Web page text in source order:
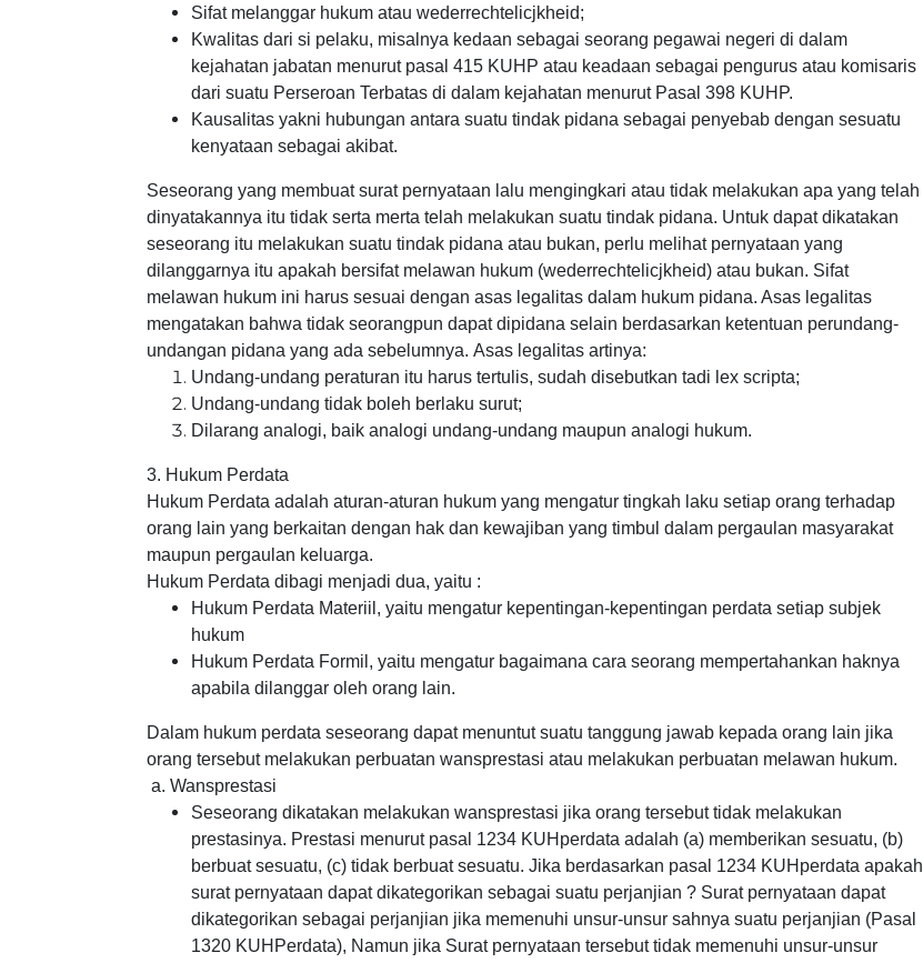
Sifat melanggar hukum atau wederrechtelicjkheid;
Kwalitas dari si pelaku, misalnya kedaan sebagai seorang pegawai negeri di dalam
kejahatan jabatan menurut pasal 415 KUHP atau keadaan sebagai pengurus atau komisaris
dari suatu Perseroan Terbatas di dalam kejahatan menurut Pasal 398 KUHP.
Kausalitas yakni hubungan antara suatu tindak pidana sebagai penyebab dengan sesuatu
kenyataan sebagai akibat.
Seseorang yang membuat surat pernyataan lalu mengingkari atau tidak melakukan apa yang telah
dinyatakannya itu tidak serta merta telah melakukan suatu tindak pidana. Untuk dapat dikatakan
seseorang itu melakukan suatu tindak pidana atau bukan, perlu melihat pernyataan yang
dilanggarnya itu apakah bersifat melawan hukum (wederrechtelicjkheid) atau bukan. Sifat
melawan hukum ini harus sesuai dengan asas legalitas dalam hukum pidana. Asas legalitas
mengatakan bahwa tidak seorangpun dapat dipidana selain berdasarkan ketentuan perundang-
undangan pidana yang ada sebelumnya. Asas legalitas artinya:
Undang-undang peraturan itu harus tertulis, sudah disebutkan tadi lex scripta;
Undang-undang tidak boleh berlaku surut;
Dilarang analogi, baik analogi undang-undang maupun analogi hukum.
3. Hukum Perdata
Hukum Perdata adalah aturan-aturan hukum yang mengatur tingkah laku setiap orang terhadap
orang lain yang berkaitan dengan hak dan kewajiban yang timbul dalam pergaulan masyarakat
maupun pergaulan keluarga.
Hukum Perdata dibagi menjadi dua, yaitu :
Hukum Perdata Materiil, yaitu mengatur kepentingan-kepentingan perdata setiap subjek
hukum
Hukum Perdata Formil, yaitu mengatur bagaimana cara seorang mempertahankan haknya
apabila dilanggar oleh orang lain.
Dalam hukum perdata seseorang dapat menuntut suatu tanggung jawab kepada orang lain jika
orang tersebut melakukan perbuatan wansprestasi atau melakukan perbuatan melawan hukum.
a. Wansprestasi
Seseorang dikatakan melakukan wansprestasi jika orang tersebut tidak melakukan
prestasinya. Prestasi menurut pasal 1234 KUHperdata adalah (a) memberikan sesuatu, (b)
berbuat sesuatu, (c) tidak berbuat sesuatu. Jika berdasarkan pasal 1234 KUHperdata apakah
surat pernyataan dapat dikategorikan sebagai suatu perjanjian ? Surat pernyataan dapat
dikategorikan sebagai perjanjian jika memenuhi unsur-unsur sahnya suatu perjanjian (Pasal
1320 KUHPerdata), Namun jika Surat pernyataan tersebut tidak memenuhi unsur-unsur